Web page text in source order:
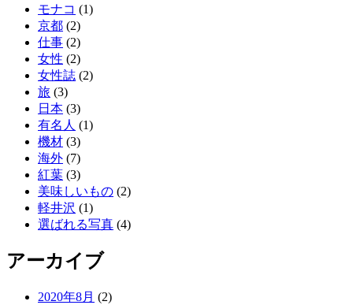
モナコ (1)
京都 (2)
仕事 (2)
女性 (2)
女性誌 (2)
旅 (3)
日本 (3)
有名人 (1)
機材 (3)
海外 (7)
紅葉 (3)
美味しいもの (2)
軽井沢 (1)
選ばれる写真 (4)
アーカイブ
2020年8月 (2)